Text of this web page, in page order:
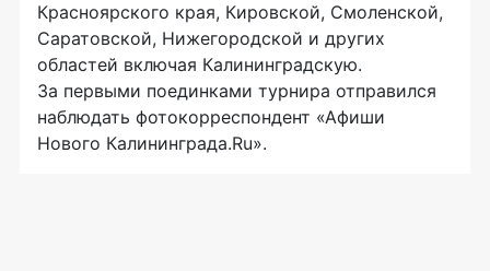
Красноярского края, Кировской, Смоленской,
Саратовской, Нижегородской и других
областей включая Калининградскую.
За первыми поединками турнира отправился
наблюдать фотокорреспондент «Афиши
Нового Калининграда.Ru».